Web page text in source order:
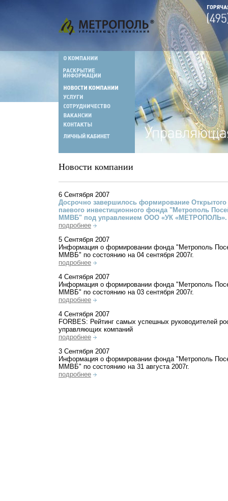
Новости компании
6 Сентября 2007
Досрочно завершилось формирование Открытого
паевого инвестиционного фонда "Метрополь
ММВБ" под управлением ООО «УК «МЕТРОПОЛЬ».
подробнее
5 Сентября 2007
Информация о формировании фонда "Метрополь
ММВБ" по состоянию на 04 сентября 2007г.
подробнее
4 Сентября 2007
Информация о формировании фонда "Метрополь
ММВБ" по состоянию на 03 сентября 2007г.
подробнее
4 Сентября 2007
FORBES: Рейтинг самых успешных руководителей
управляющих компаний
подробнее
3 Сентября 2007
Информация о формировании фонда "Метрополь
ММВБ" по состоянию на 31 августа 2007г.
подробнее